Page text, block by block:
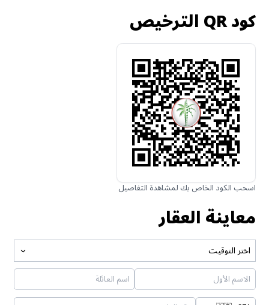
كود QR الترخيص
اسحب الكود الخاص بك لمشاهدة التفاصيل
معاينة العقار
اختر التوقيت